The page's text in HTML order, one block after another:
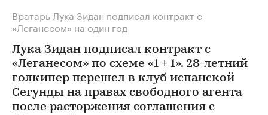
Вратарь Лука Зидан подписал контракт с
«Леганесом» на один год
Лука Зидан подписал контракт с
«Леганесом» по схеме «1 + 1». 28-летний
голкипер перешел в клуб испанской
Сегунды на правах свободного агента
после расторжения соглашения с